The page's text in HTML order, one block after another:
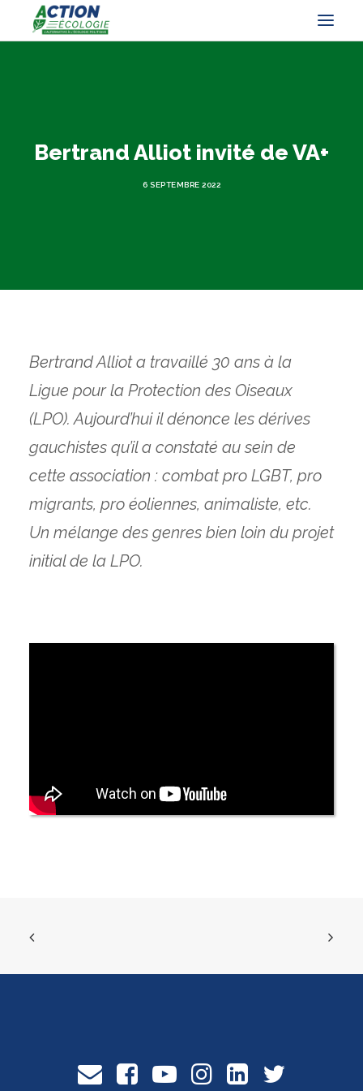
Bertrand Alliot invité de VA+
6 SEPTEMBRE 2022
Bertrand Alliot a travaillé 30 ans à la
Ligue pour la Protection des Oiseaux
(LPO). Aujourd’hui il dénonce les dérives
gauchistes qu’il a constaté au sein de
cette association : combat pro LGBT, pro
migrants, pro éoliennes, animaliste, etc.
Un mélange des genres bien loin du projet
initial de la LPO.